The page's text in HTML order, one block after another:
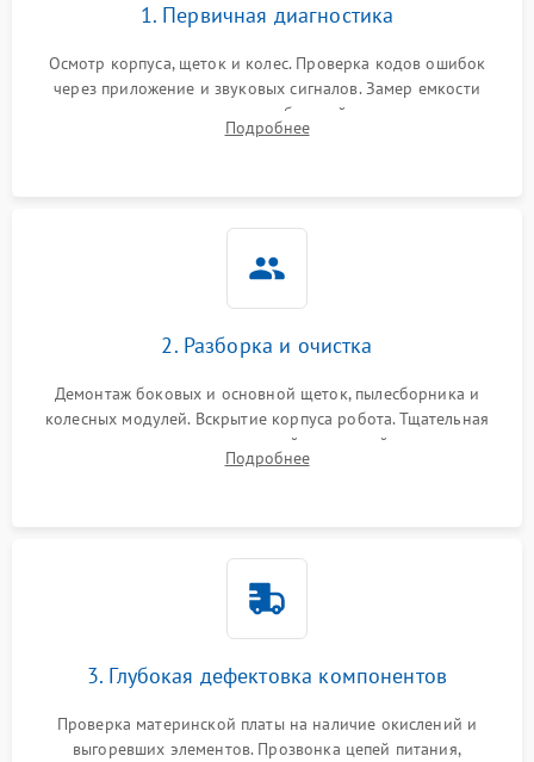
1. Первичная диагностика
Осмотр корпуса, щеток и колес. Проверка кодов ошибок
через приложение и звуковых сигналов. Замер емкости
аккумулятора и тестирование базовой станции зарядки.
Оценка работы лидара, бампера и датчиков падения для
Подробнее
2. Разборка и очистка
Демонтаж боковых и основной щеток, пылесборника и
колесных модулей. Вскрытие корпуса робота. Тщательная
очистка внутренних полостей, шестерней и плат от
скопившейся пыли, волос и шерсти животных с
Подробнее
3. Глубокая дефектовка компонентов
Проверка материнской платы на наличие окислений и
выгоревших элементов. Прозвонка цепей питания,